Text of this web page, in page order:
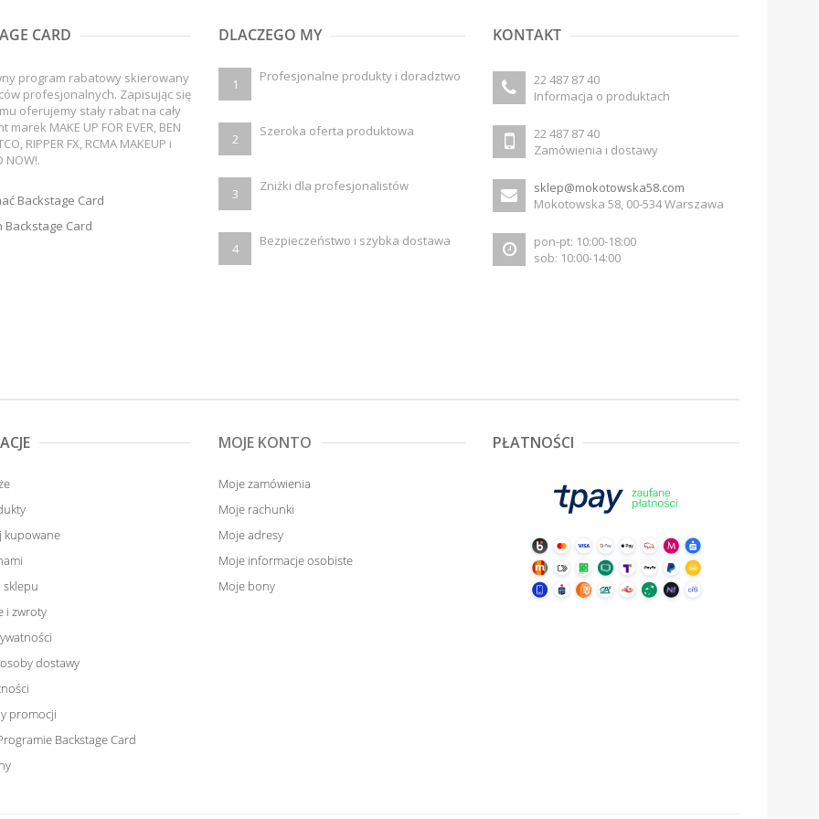
CARD
program rabatowy skierowany
profesjonalnych. Zapisując się
oferujemy stały rabat na cały
MAKE UP FOR EVER, BEN
RIPPER FX, RCMA MAKEUP i
NOW!.
Backstage Card
Backstage Card
DLACZEGO MY
1 Profesjonalne produkty i doradztwo
2 Szeroka oferta produktowa
3 Zniżki dla profesjonalistów
4 Bezpieczeństwo i szybka dostawa
KONTAKT
22 487 87 40
Informacja o produktach
22 487 87 40
Zamówienia i dostawy
sklep@mokotowska58.com
Mokotowska 58, 00-534 Warszawa
pon-pt: 10:00-18:00
sob: 10:00-14:00
kupowane
sklepu
i zwroty
dostawy
promocji
Backstage Card
MOJE KONTO
Moje zamówienia
Moje rachunki
Moje adresy
Moje informacje osobiste
Moje bony
PŁATNOŚCI